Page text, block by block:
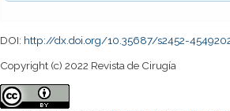
DOI: http://dx.doi.org/10.35687/s2452-
Copyright (c) 2022 Revista de Cirugía